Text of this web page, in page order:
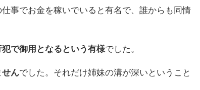
事でお金を稼いでいると有名で、誰からも同情
で御用となるという有様でした。
んでした。それだけ姉妹の溝が深いということ